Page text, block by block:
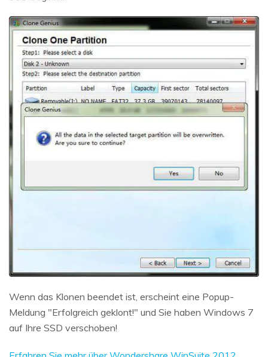
Wenn das Klonen beendet ist, erscheint eine Popup-
Meldung "Erfolgreich geklont!" und Sie haben Windows 7
auf Ihre SSD verschoben!